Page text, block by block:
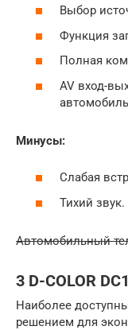
Выбор
Функция
Полная
AV вход-
Минусы:
Слабая
Тихий звук.
Автомобильный
3 D-COLOR
Наиболее
решением для